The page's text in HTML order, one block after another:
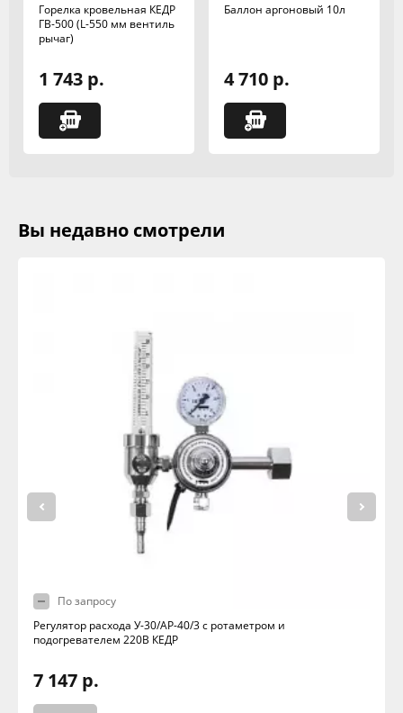
Горелка кровельная КЕДР
ГВ-500 (L-550 мм вентиль
рычаг)
1 743 р.
Баллон аргоновый 10л
4 710 р.
Вы недавно смотрели
По запросу
Регулятор расхода У-30/АР-40/3 с ротаметром и
подогревателем 220В КЕДР
7 147 р.